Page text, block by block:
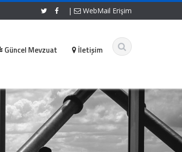
| WebMail Erişim
Güncel Mevzuat İletişim